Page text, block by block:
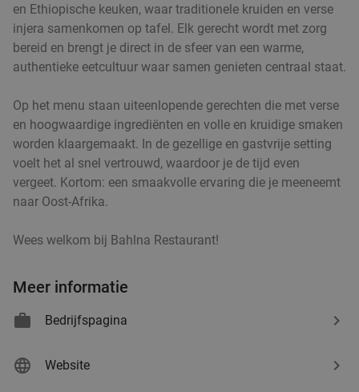
Verkocht: 142 Regulier €34,30
€21
42%
Kaapverdisch 3-gangendiner à la carte bij
Restobar Ta Lois
Vandaag Morgen Zo Ma
Do
Restobar Ta Lois
9.3star
Rotterdam
Lunch voor 2 bij Fletcher Hotels
Rotterdam
en Ethiopische keuken, waar traditionele kruiden en verse
injera samenkomen op tafel. Elk gerecht wordt met zorg
bereid en brengt je direct in de sfeer van een warme,
authentieke eetcultuur waar samen genieten centraal staat.
Op het menu staan uiteenlopende gerechten die met verse
en hoogwaardige ingrediënten en volle en kruidige smaken
worden klaargemaakt. In de gezellige en gastvrije setting
voelt het al snel vertrouwd, waardoor je de tijd even
vergeet. Kortom: een smaakvolle ervaring die je meeneemt
naar Oost-Afrika.
Wees welkom bij Bahlna Restaurant!
Meer informatie
Bedrijfspagina
Website